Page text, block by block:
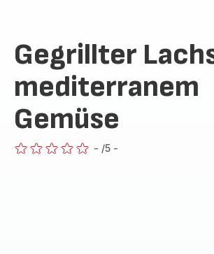
Gegrillter
mediterranem
Gemüse
- /5 -